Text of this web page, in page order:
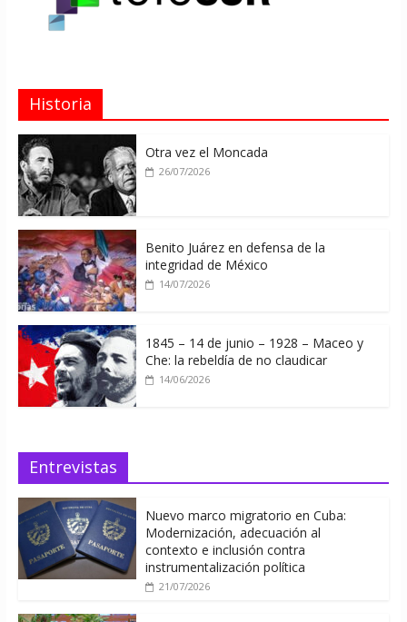
Historia
Otra vez el Moncada
26/07/2026
Benito Juárez en defensa de la
integridad de México
14/07/2026
1845 – 14 de junio – 1928 – Maceo y
Che: la rebeldía de no claudicar
14/06/2026
Entrevistas
Nuevo marco migratorio en Cuba:
Modernización, adecuación al
contexto e inclusión contra
instrumentalización política
21/07/2026